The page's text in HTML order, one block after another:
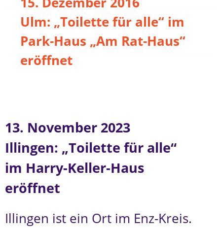
Ulm: „Toilette für alle“ im
Park-Haus „Am Rat-Haus“
eröffnet
13. November 2023
Illingen: „Toilette für alle“
im Harry-Keller-Haus
eröffnet
Illingen ist ein Ort im Enz-Kreis.